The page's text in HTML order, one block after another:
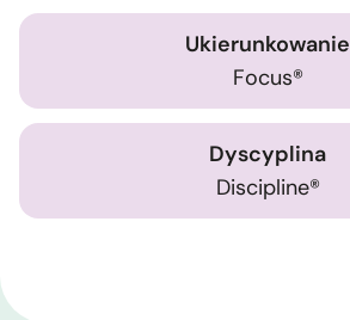
Ukierunkowanie
Focus®
Dyscyplina
Discipline®